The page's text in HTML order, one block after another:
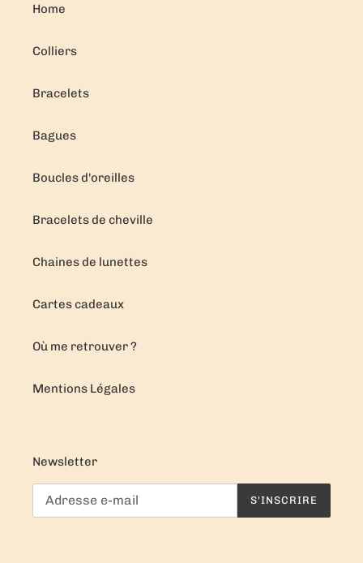
Home
Colliers
Bracelets
Bagues
Boucles d'oreilles
Bracelets de cheville
Chaines de lunettes
Cartes cadeaux
Où me retrouver ?
Mentions Légales
Newsletter
S'INSCRIRE